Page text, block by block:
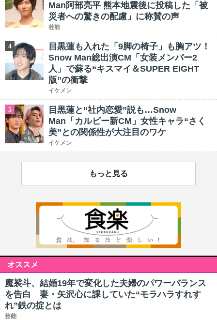
Man阿部亮平 熊本地震後に投稿した「被
災者への驚きの配慮」に称賛の声
芸能
4
目黒蓮も入れた「9脚の椅子」も胸アツ！
Snow Man総出演CM「女装メンバー2
人」で蘇る“キスマイ＆SUPER EIGHT
版”の衝撃
イケメン
5
目黒蓮と“社内恋愛”説も…Snow
Man「カルビー新CM」女性キャラ“さく
美”との関係性が大注目のワケ
イケメン
もっと見る
オススメ
魔裟斗、結婚19年で変化した夫婦のパワーバランス
を告白 妻・矢沢心に課していた“モラハラすれす
れ”鉄の掟とは
芸能